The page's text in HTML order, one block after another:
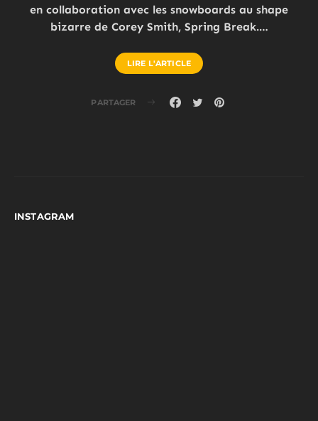
en collaboration avec les snowboards au shape
bizarre de Corey Smith, Spring Break.…
LIRE L'ARTICLE
PARTAGER
INSTAGRAM